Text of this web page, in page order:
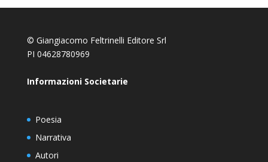
© Giangiacomo Feltrinelli Editore Srl
PI 04628780969
Informazioni Societarie
Poesia
Narrativa
Autori